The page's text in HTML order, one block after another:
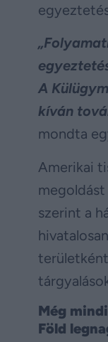
A
kíván
mondta
Amerikai
szerint a
Még
Föld